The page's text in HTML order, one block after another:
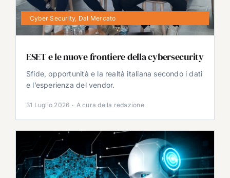
Cyber Security, Dal Mercato
ESET e le nuove frontiere della cybersecurity
Sfide, opportunità e la realtà italiana secondo i dati
e l’esperienza del vendor.
31 Luglio 2026 · A cura della redazione